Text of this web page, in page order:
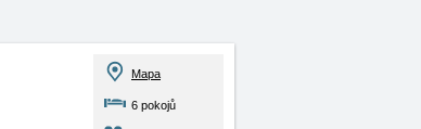
Mapa
6 pokojů